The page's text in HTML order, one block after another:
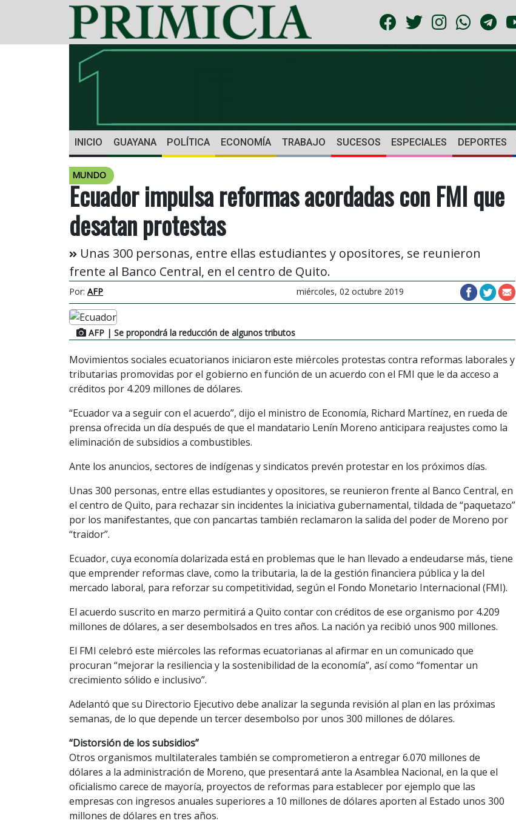
INICIO GUAYANA POLÍTICA ECONOMÍA TRABAJO SUCESOS ESPECIALES DEPORTES
MUNDO
Ecuador impulsa reformas acordadas con FMI que
desatan protestas
Unas 300 personas, entre ellas estudiantes y opositores, se reunieron
frente al Banco Central, en el centro de Quito.
Por: AFP miércoles, 02 octubre 2019
AFP | Se propondrá la reducción de algunos tributos
Movimientos sociales ecuatorianos iniciaron este miércoles protestas contra reformas laborales y
tributarias promovidas por el gobierno en función de un acuerdo con el FMI que le da acceso a
créditos por 4.209 millones de dólares.
“Ecuador va a seguir con el acuerdo”, dijo el ministro de Economía, Richard Martínez, en rueda de
prensa ofrecida un día después de que el mandatario Lenín Moreno anticipara reajustes como la
eliminación de subsidios a combustibles.
Ante los anuncios, sectores de indígenas y sindicatos prevén protestar en los próximos días.
Unas 300 personas, entre ellas estudiantes y opositores, se reunieron frente al Banco Central, en
el centro de Quito, para rechazar sin incidentes la iniciativa gubernamental, tildada de “paquetazo”
por los manifestantes, que con pancartas también reclamaron la salida del poder de Moreno por
“traidor”.
Ecuador, cuya economía dolarizada está en problemas que le han llevado a endeudarse más, tiene
que emprender reformas clave, como la tributaria, la de la gestión financiera pública y la del
mercado laboral, para reforzar su competitividad, según el Fondo Monetario Internacional (FMI).
El acuerdo suscrito en marzo permitirá a Quito contar con créditos de ese organismo por 4.209
millones de dólares, a ser desembolsados en tres años. La nación ya recibió unos 900 millones.
El FMI celebró este miércoles las reformas ecuatorianas al afirmar en un comunicado que
procuran “mejorar la resiliencia y la sostenibilidad de la economía”, así como “fomentar un
crecimiento sólido e inclusivo”.
Adelantó que su Directorio Ejecutivo debe analizar la segunda revisión al plan en las próximas
semanas, de lo que depende un tercer desembolso por unos 300 millones de dólares.
“Distorsión de los subsidios”
Otros organismos multilaterales también se comprometieron a entregar 6.070 millones de
dólares a la administración de Moreno, que presentará ante la Asamblea Nacional, en la que el
oficialismo carece de mayoría, proyectos de reformas para establecer por ejemplo que las
empresas con ingresos anuales superiores a 10 millones de dólares aporten al Estado unos 300
millones de dólares en tres años.